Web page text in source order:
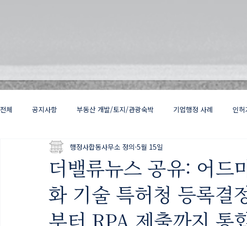
전체 공지사항 부동산 개발/토지/관광숙박 기업행정 사례 인
출입국행정 VISA 정의건설 건축
더밸류뉴스 공유: 어드
화 기술 특허청 등록결
부터 RPA 제출까지 통
행정사합동사무소 정의 5월 15일